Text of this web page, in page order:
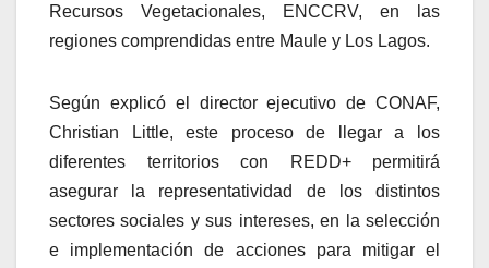
Recursos Vegetacionales, ENCCRV, en las
regiones comprendidas entre Maule y Los Lagos.
Según explicó el director ejecutivo de CONAF,
Christian Little, este proceso de llegar a los
diferentes territorios con REDD+ permitirá
asegurar la representatividad de los distintos
sectores sociales y sus intereses, en la selección
e implementación de acciones para mitigar el